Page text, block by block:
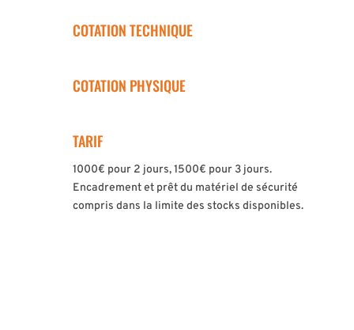
COTATION TECHNIQUE
COTATION PHYSIQUE
TARIF
1000€ pour 2 jours, 1500€ pour 3 jours.
Encadrement et prêt du matériel de sécurité
compris dans la limite des stocks disponibles.